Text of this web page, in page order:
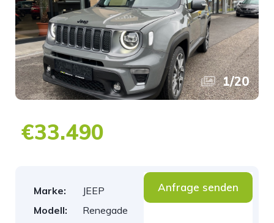
1/20
€33.490
Marke:
JEEP
Modell:
Renegade
Anfrage senden